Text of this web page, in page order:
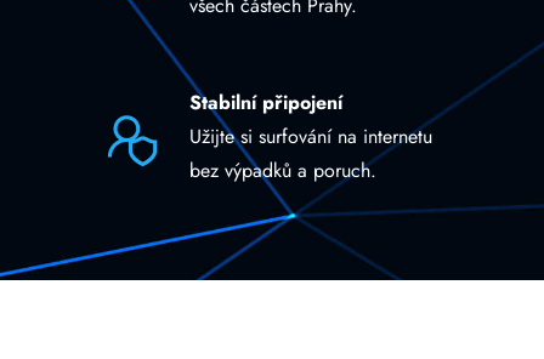
Stabilní připojení
Užijte si surfování na internetu
bez výpadků a poruch.